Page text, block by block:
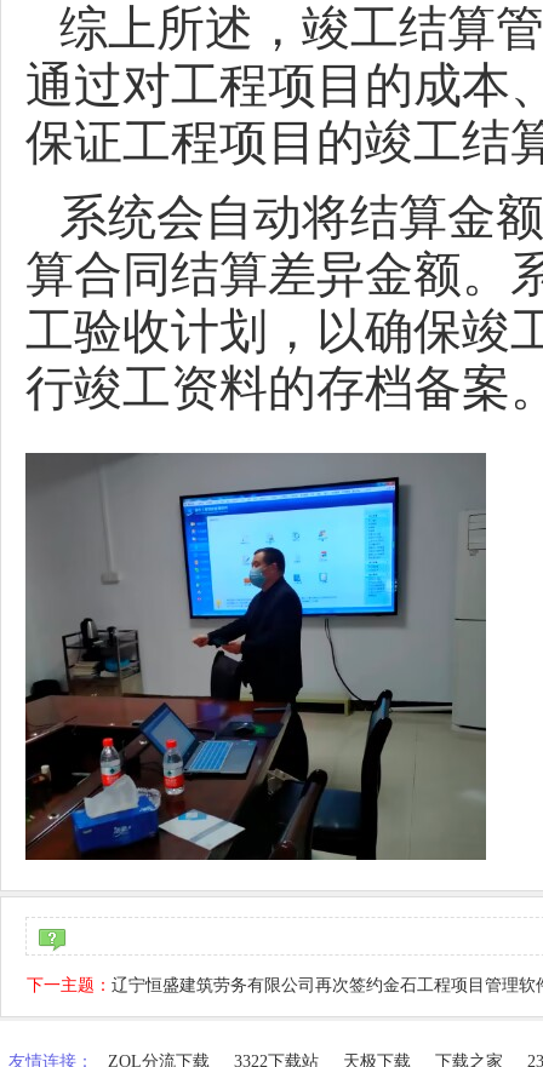
综上所述，竣工结算
通过对工程项目的成本
保证工程项目的竣工结
系统会自动将结算金
算合同结算差异金额。
工验收计划，以确保竣
行竣工资料的存档备案
下一主题： 辽宁恒盛建筑劳务有限公司再次签约金石工程项目管理
友情连接： ZOL分流下载 3322下载站 天极下载 下载之家